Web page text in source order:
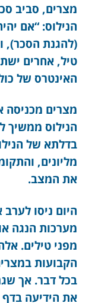
מצרים, סביב
הנילוס: “אם
(להגנת הסכר),
טיל, אחרים
האינטרס של
מצרים
הנילוס ממשיך
בדלתא של
מליונים,
את המצב.
היום ניסו
מערכות הנגה
מפני טילים.
הקבועות
בכל דבר. אך
את הידיעה